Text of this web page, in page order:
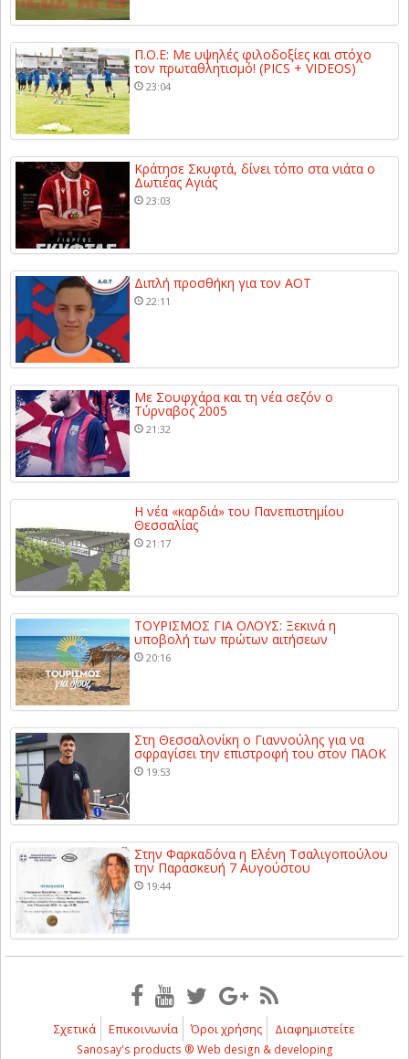
Π.Ο.Ε: Με υψηλές φιλοδοξίες και στόχο
τον πρωταθλητισμό! (PICS + VIDEOS)
23:04
Κράτησε Σκυφτά, δίνει τόπο στα νιάτα ο
Δωτιέας Αγιάς
23:03
Διπλή προσθήκη για τον ΑΟΤ
22:11
Με Σουφχάρα και τη νέα σεζόν ο
Τύρναβος 2005
21:32
Η νέα «καρδιά» του Πανεπιστημίου
Θεσσαλίας
21:17
ΤΟΥΡΙΣΜΟΣ ΓΙΑ ΟΛΟΥΣ: Ξεκινά η
υποβολή των πρώτων αιτήσεων
20:16
Στη Θεσσαλονίκη ο Γιαννούλης για να
σφραγίσει την επιστροφή του στον ΠΑΟΚ
19:53
Στην Φαρκαδόνα η Ελένη Τσαλιγοπούλου
την Παρασκευή 7 Αυγούστου
19:44
Σχετικά Επικοινωνία Όροι χρήσης Διαφημιστείτε
Sanosay's products ® Web design & developing